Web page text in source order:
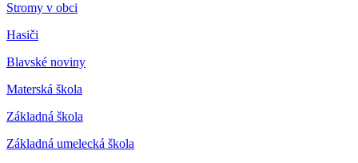
Stromy v obci
Hasiči
Blavské noviny
Materská škola
Základná škola
Základná umelecká škola